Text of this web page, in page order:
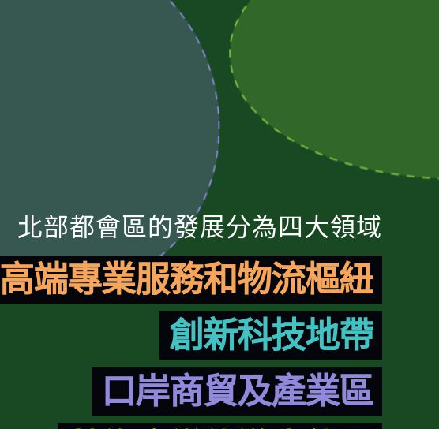
北部都會區的發展分為四大領域
高端專業服務和物流樞紐
創新科技地帶
口岸商貿及產業區